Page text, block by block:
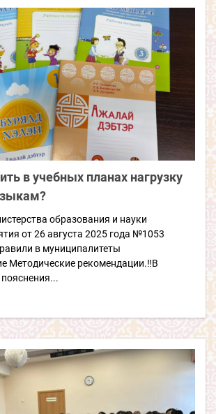
в учебных планах нагрузку
образования и науки
от 26 августа 2025 года №1053
в муниципалитеты
Методические рекомендации.‼️В